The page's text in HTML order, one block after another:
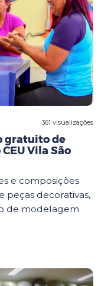
361 visualizações
gratuito de
Vila São
e composições
peças decorativas,
de modelagem